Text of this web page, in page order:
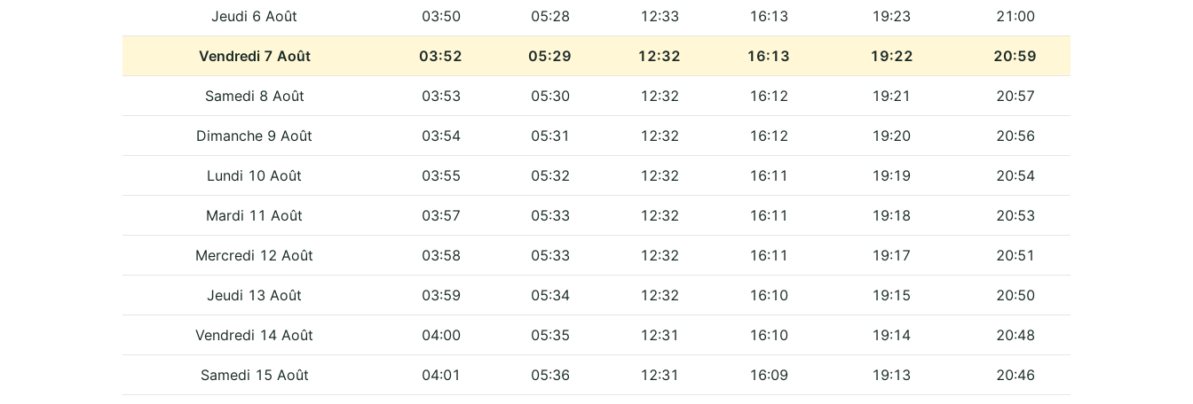
Jeudi 6 Août 03:50 05:28 12:33 16:13 19:23 21:00
Vendredi 7 Août 03:52 05:29 12:32 16:13 19:22 20:59
Samedi 8 Août 03:53 05:30 12:32 16:12 19:21 20:57
Dimanche 9 Août 03:54 05:31 12:32 16:12 19:20 20:56
Lundi 10 Août 03:55 05:32 12:32 16:11 19:19 20:54
Mardi 11 Août 03:57 05:33 12:32 16:11 19:18 20:53
Mercredi 12 Août 03:58 05:33 12:32 16:11 19:17 20:51
Jeudi 13 Août 03:59 05:34 12:32 16:10 19:15 20:50
Vendredi 14 Août 04:00 05:35 12:31 16:10 19:14 20:48
Samedi 15 Août 04:01 05:36 12:31 16:09 19:13 20:46